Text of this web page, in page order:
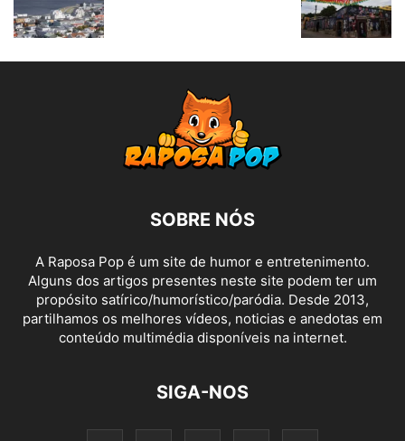
SOBRE NÓS
A Raposa Pop é um site de humor e entretenimento.
Alguns dos artigos presentes neste site podem ter um
propósito satírico/humorístico/paródia. Desde 2013,
partilhamos os melhores vídeos, noticias e anedotas em
conteúdo multimédia disponíveis na internet.
SIGA-NOS